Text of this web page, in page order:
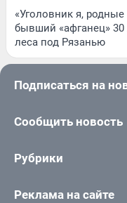
«Уголовник я,
бывший «афганец»
леса под Рязанью
Подписаться на
Сообщить новость
Рубрики
Реклама на сайте